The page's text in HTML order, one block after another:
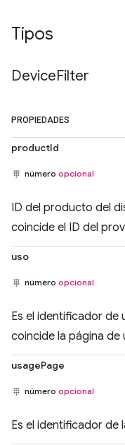
Tipos
DeviceFilter
PROPIEDADES
productId
número opcional
ID del producto del
coincide el ID del
uso
número opcional
Es el identificador de
coincide la página de
usagePage
número opcional
Es el identificador de